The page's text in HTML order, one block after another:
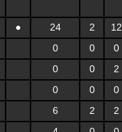
● 24 2 12
0 0 0
0 0 2
0 0 0
6 2 2